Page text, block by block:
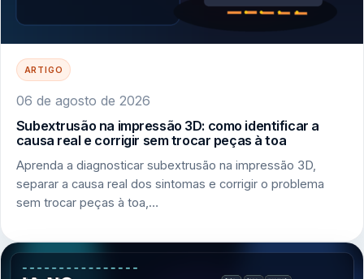
ARTIGO
06 de agosto de 2026
Subextrusão na impressão 3D: como identificar a
causa real e corrigir sem trocar peças à toa
Aprenda a diagnosticar subextrusão na impressão 3D,
separar a causa real dos sintomas e corrigir o problema
sem trocar peças à toa,…